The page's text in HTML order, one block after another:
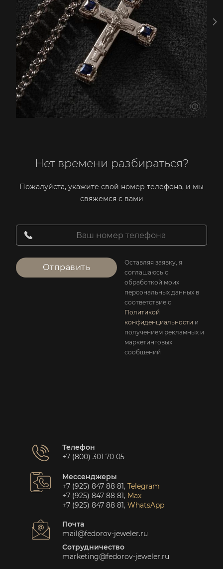
Нет времени разбираться?
Пожалуйста, укажите свой номер телефона, и мы
свяжемся с вами
Отправить
Оставляя заявку, я
соглашаюсь с
обработкой моих
персональных данных в
соответствие с
Политикой
конфиденциальности и
получением рекламных и
маркетинговых
сообщений
Телефон
+7 (800) 301 70 05
Мессенджеры
+7 (925) 847 88 81, Telegram
+7 (925) 847 88 81, Max
+7 (925) 847 88 81, WhatsApp
Почта
mail@fedorov-jeweler.ru
Сотрудничество
marketing@fedorov-jeweler.ru